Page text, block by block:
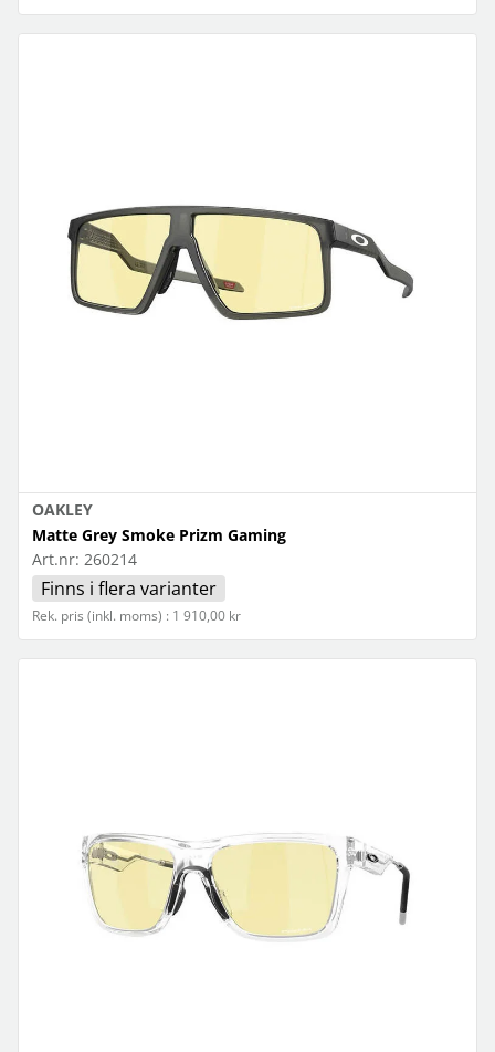
OAKLEY
Matte Grey Smoke Prizm Gaming
Art.nr: 260214
Finns i flera varianter
Rek. pris (inkl. moms) : 1 910,00 kr